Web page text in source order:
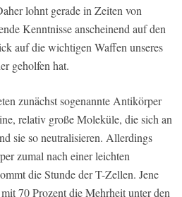
lohnt gerade in Zeiten von
Kenntnisse anscheinend auf den
auf die wichtigen Waffen unseres
geholfen hat.
zunächst sogenannte Antikörper
relativ große Moleküle, die sich an
sie so neutralisieren. Allerdings
zumal nach einer leichten
die Stunde der T-Zellen. Jene
70 Prozent die Mehrheit unter den